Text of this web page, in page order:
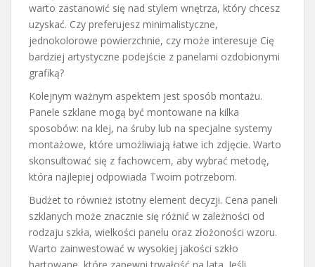
warto zastanowić się nad stylem wnętrza, który chcesz
uzyskać. Czy preferujesz minimalistyczne,
jednokolorowe powierzchnie, czy może interesuje Cię
bardziej artystyczne podejście z panelami ozdobionymi
grafiką?
Kolejnym ważnym aspektem jest sposób montażu.
Panele szklane mogą być montowane na kilka
sposobów: na klej, na śruby lub na specjalne systemy
montażowe, które umożliwiają łatwe ich zdjęcie. Warto
skonsultować się z fachowcem, aby wybrać metodę,
która najlepiej odpowiada Twoim potrzebom.
Budżet to również istotny element decyzji. Cena paneli
szklanych może znacznie się różnić w zależności od
rodzaju szkła, wielkości panelu oraz złożoności wzoru.
Warto zainwestować w wysokiej jakości szkło
hartowane, które zapewni trwałość na lata. Jeśli